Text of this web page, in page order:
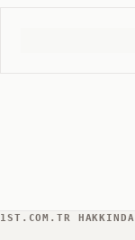
1ST.COM.TR HAKKINDA